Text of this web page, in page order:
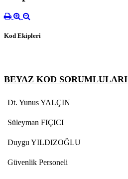
Kod Ekipleri
BEYAZ KOD SORUMLULARI
Dt. Yunus YALÇIN
Süleyman FIÇICI
Duygu YILDIZOĞLU
Güvenlik Personeli